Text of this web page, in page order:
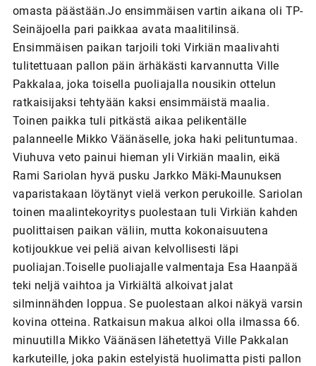
omasta päästään.Jo ensimmäisen vartin aikana oli TP-
Seinäjoella pari paikkaa avata maalitilinsä.
Ensimmäisen paikan tarjoili toki Virkiän maalivahti
tulitettuaan pallon päin ärhäkästi karvannutta Ville
Pakkalaa, joka toisella puoliajalla nousikin ottelun
ratkaisijaksi tehtyään kaksi ensimmäistä maalia.
Toinen paikka tuli pitkästä aikaa pelikentälle
palanneelle Mikko Väänäselle, joka haki pelituntumaa.
Viuhuva veto painui hieman yli Virkiän maalin, eikä
Rami Sariolan hyvä pusku Jarkko Mäki-Maunuksen
vaparistakaan löytänyt vielä verkon perukoille. Sariolan
toinen maalintekoyritys puolestaan tuli Virkiän kahden
puolittaisen paikan väliin, mutta kokonaisuutena
kotijoukkue vei peliä aivan kelvollisesti läpi
puoliajan.Toiselle puoliajalle valmentaja Esa Haanpää
teki neljä vaihtoa ja Virkiältä alkoivat jalat
silminnähden loppua. Se puolestaan alkoi näkyä varsin
kovina otteina. Ratkaisun makua alkoi olla ilmassa 66.
minuutilla Mikko Väänäsen lähetettyä Ville Pakkalan
karkuteille, joka pakin estelyistä huolimatta pisti pallon